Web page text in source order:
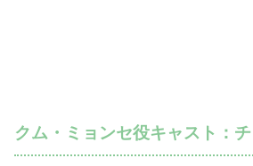
クム・ミョンセ役キャスト：